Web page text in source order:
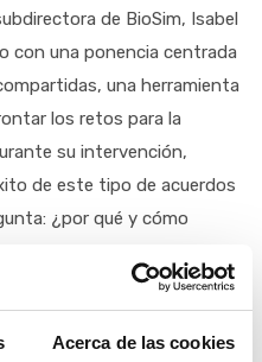
Acerca de las cookies
de BioSim, Isabel
con una ponencia centrada
una herramienta
los retos para la
su intervención,
de este tipo de acuerdos
¿por qué y cómo